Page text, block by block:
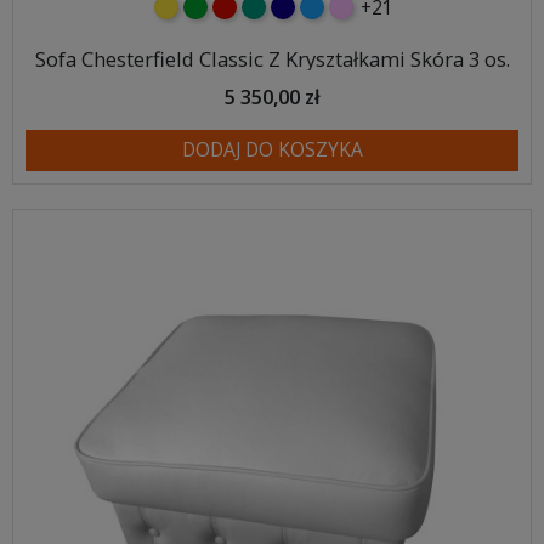
żółtyzielonyczerwony
turkusowy
granatowy
niebieski
różowy
+21
Sofa Chesterfield Classic Z Kryształkami Skóra 3 os.
5 350,00 zł
DODAJ DO KOSZYKA